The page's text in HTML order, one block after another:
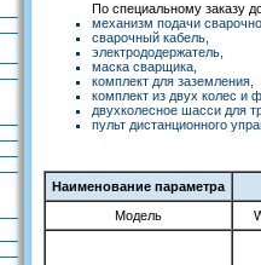
По специальному заказу
механизм подачи
сварочный кабель,
электрододержатель,
маска сварщика,
комплект для заземления,
комплект из двух колес и
двухколесное шасси для
пульт дистанционного
Наименование параметра
Модель